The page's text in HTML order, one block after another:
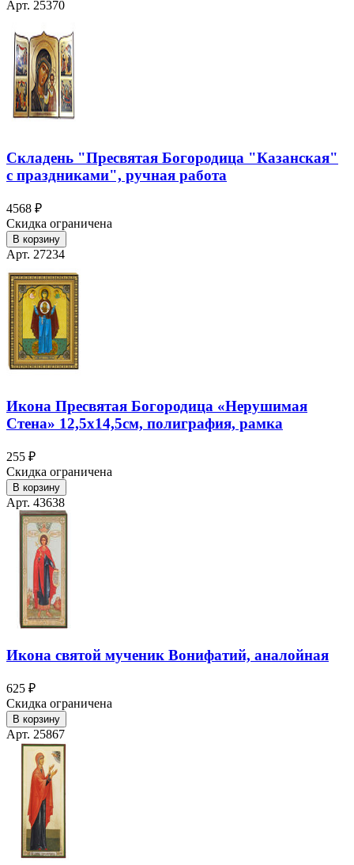
Арт. 25370
Складень "Пресвятая Богородица "Казанская"
с праздниками", ручная работа
4568 ₽
Скидка ограничена
В корзину
Арт. 27234
Икона Пресвятая Богородица «Нерушимая
Стена» 12,5х14,5см, полиграфия, рамка
255 ₽
Скидка ограничена
В корзину
Арт. 43638
Икона святой мученик Вонифатий, аналойная
625 ₽
Скидка ограничена
В корзину
Арт. 25867